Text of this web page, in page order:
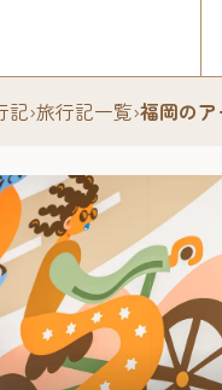
記›旅行記一覧›福岡の